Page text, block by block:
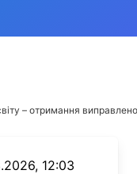
– отримання
12:03